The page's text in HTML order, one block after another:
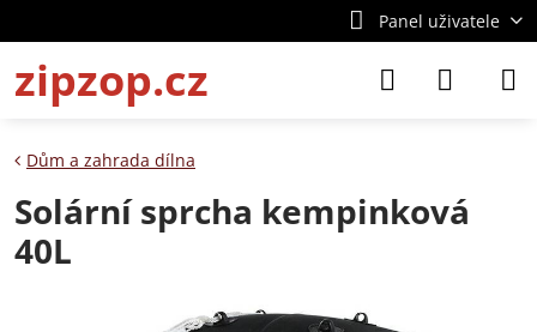
Panel uživatele
zipzop.cz
Dům a zahrada dílna
Solární sprcha kempinková
40L